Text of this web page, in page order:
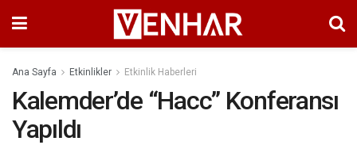
Ana Sayfa Etkinlikler Etkinlik Haberleri
Kalemder’de “Hacc” Konferansı
Yapıldı